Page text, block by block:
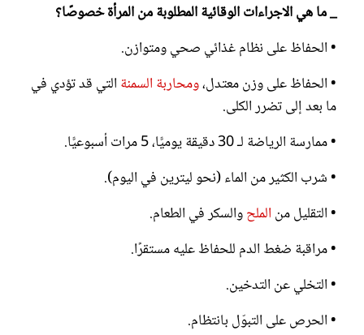
_ ما هي الاجراءات الوقائية المطلوبة من المرأة خصوصًا؟
• الحفاظ على نظام غذائي صحي ومتوازن.
• الحفاظ على وزن معتدل،ومحاربة السمنة التي قد تؤدي في
ما بعد إلى تضرر الكلى.
• ممارسة الرياضة لـ 30 دقيقة يوميًّا، 5 مرات أسبوعيًّا.
• شرب الكثير من الماء (نحو ليترين في اليوم).
• التقليل من الملحوالسكر في الطعام.
• مراقبة ضغط الدم للحفاظ عليه مستقرًا.
• التخلي عن التدخين.
• الحرص على التبوّل بانتظام.